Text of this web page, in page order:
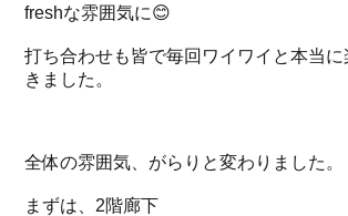
freshな雰囲気に😊
打ち合わせも皆で毎回ワイワイと本当
きました。
全体の雰囲気、がらりと変わりました。
まずは、2階廊下